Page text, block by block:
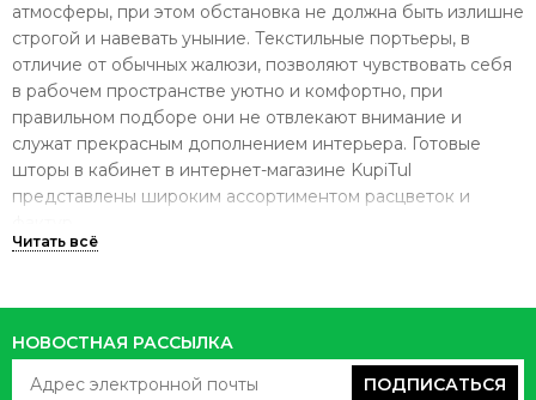
атмосферы, при этом обстановка не должна быть излишне
строгой и навевать уныние. Текстильные портьеры, в
отличие от обычных жалюзи, позволяют чувствовать себя
в рабочем пространстве уютно и комфортно, при
правильном подборе они не отвлекают внимание и
служат прекрасным дополнением интерьера. Готовые
шторы в кабинет в интернет-магазине KupiTul
представлены широким ассортиментом расцветок и
непосредственно на месте работы, многие устраивают
его в квартире. Невзирая на его месторасположение,
НОВОСТНАЯ РАССЫЛКА
ПОДПИСАТЬСЯ